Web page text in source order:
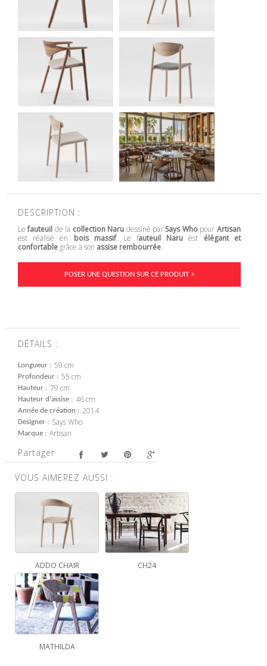
DESCRIPTION :
Lefauteuil de la collection Naru dessiné par Says Whopour Artisan
est réalisé en bois massif. Le fauteuil Naru est élégant et
confortable grâce à son assise rembourrée.
POSER UNE QUESTION SUR CE PRODUIT >
DÉTAILS :
Longueur 59 cm
Profondeur 55 cm
Hauteur 79 cm
Hauteur d'assise 46 cm
Année de création 2014
Designer Says Who
Marque Artisan
Partager
VOUS AIMEREZ AUSSI :
ADDO CHAIR CH24
MATHILDA